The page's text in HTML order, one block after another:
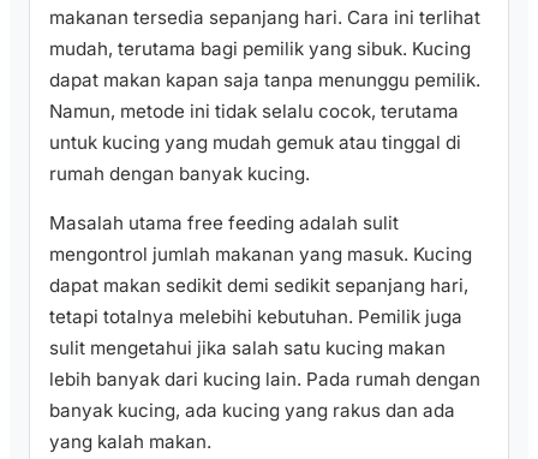
makanan tersedia sepanjang hari. Cara ini terlihat
mudah, terutama bagi pemilik yang sibuk. Kucing
dapat makan kapan saja tanpa menunggu pemilik.
Namun, metode ini tidak selalu cocok, terutama
untuk kucing yang mudah gemuk atau tinggal di
rumah dengan banyak kucing.
Masalah utama free feeding adalah sulit
mengontrol jumlah makanan yang masuk. Kucing
dapat makan sedikit demi sedikit sepanjang hari,
tetapi totalnya melebihi kebutuhan. Pemilik juga
sulit mengetahui jika salah satu kucing makan
lebih banyak dari kucing lain. Pada rumah dengan
banyak kucing, ada kucing yang rakus dan ada
yang kalah makan.